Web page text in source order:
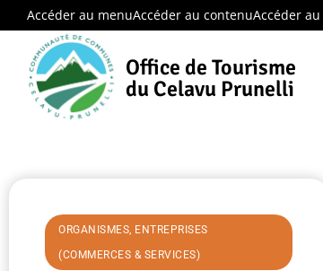
Accéder au menuAccéder au contenuAccéder
Office de Tourisme
du Celavu Prunelli
ORGANISMES, ENTREPRISES
(COMMERCES & SERVICES)